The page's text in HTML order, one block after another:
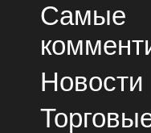
Самые
Новости